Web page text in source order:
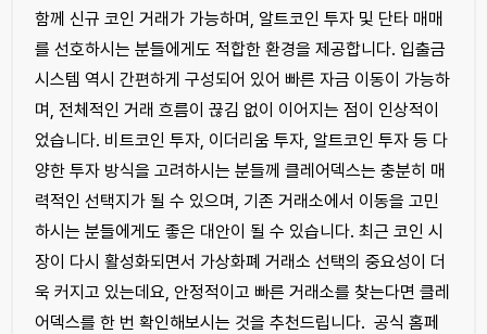
함께 신규 코인 거래가 가능하며, 알트코인 투자 및 단타 매매
를 선호하시는 분들에게도 적합한 환경을 제공합니다. 입출금
시스템 역시 간편하게 구성되어 있어 빠른 자금 이동이 가능하
며, 전체적인 거래 흐름이 끊김 없이 이어지는 점이 인상적이
었습니다. 비트코인 투자, 이더리움 투자, 알트코인 투자 등 다
양한 투자 방식을 고려하시는 분들께 클레어덱스는 충분히 매
력적인 선택지가 될 수 있으며, 기존 거래소에서 이동을 고민
하시는 분들에게도 좋은 대안이 될 수 있습니다. 최근 코인 시
장이 다시 활성화되면서 가상화폐 거래소 선택의 중요성이 더
욱 커지고 있는데요, 안정적이고 빠른 거래소를 찾는다면 클레
어덱스를 한 번 확인해보시는 것을 추천드립니다. 공식 홈페